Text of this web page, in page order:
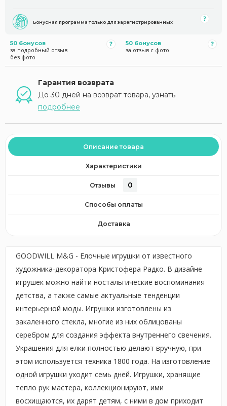
Бонусная программа только для зарегистрированных
50 бонусов
за подробный отзыв
без фото
50 бонусов
за отзыв с фото
Гарантия возврата
До 30 дней на возврат товара, узнать
подробнее
Описание товара
Характеристики
Отзывы 0
Способы оплаты
Доставка
GOODWILL M&G - Елочные игрушки от известного
художника-декоратора Кристофера Радко. В дизайне
игрушек можно найти ностальгические воспоминания
детства, а также самые актуальные тенденции
интерьерной моды. Игрушки изготовлены из
закаленного стекла, многие из них облицованы
серебром для создания эффекта внутреннего свечения.
Украшения для елки полностью делают вручную, при
этом используется техника 1800 года. На изготовление
одной игрушки уходит семь дней. Игрушки, хранящие
тепло рук мастера, коллекционируют, ими
восхищаются, их дарят детям, с ними в дом приходит